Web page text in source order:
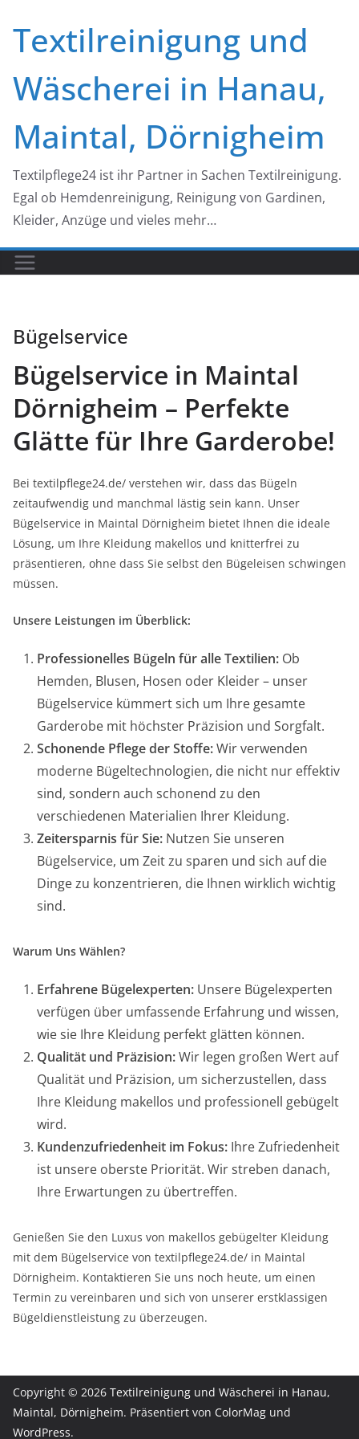
Inhalt
springen
Textilreinigung und
Wäscherei in Hanau,
Maintal, Dörnigheim
Textilpflege24 ist ihr Partner in Sachen Textilreinigung.
Egal ob Hemdenreinigung, Reinigung von Gardinen,
Kleider, Anzüge und vieles mehr…
Bügelservice
Bügelservice in Maintal
Dörnigheim – Perfekte
Glätte für Ihre Garderobe!
Bei textilpflege24.de/ verstehen wir, dass das Bügeln
zeitaufwendig und manchmal lästig sein kann. Unser
Bügelservice in Maintal Dörnigheim bietet Ihnen die ideale
Lösung, um Ihre Kleidung makellos und knitterfrei zu
präsentieren, ohne dass Sie selbst den Bügeleisen schwingen
müssen.
Unsere Leistungen im Überblick:
Professionelles Bügeln für alle Textilien: Ob
Hemden, Blusen, Hosen oder Kleider – unser
Bügelservice kümmert sich um Ihre gesamte
Garderobe mit höchster Präzision und Sorgfalt.
Schonende Pflege der Stoffe:Wir verwenden
moderne Bügeltechnologien, die nicht nur effektiv
sind, sondern auch schonend zu den
verschiedenen Materialien Ihrer Kleidung.
Zeitersparnis für Sie: Nutzen Sie unseren
Bügelservice, um Zeit zu sparen und sich auf die
Dinge zu konzentrieren, die Ihnen wirklich wichtig
sind.
Warum Uns Wählen?
Erfahrene Bügelexperten: Unsere Bügelexperten
verfügen über umfassende Erfahrung und wissen,
wie sie Ihre Kleidung perfekt glätten können.
Qualität und Präzision:Wir legen großen Wert auf
Qualität und Präzision, um sicherzustellen, dass
Ihre Kleidung makellos und professionell gebügelt
wird.
Kundenzufriedenheit im Fokus: Ihre Zufriedenheit
ist unsere oberste Priorität. Wir streben danach,
Ihre Erwartungen zu übertreffen.
Genießen Sie den Luxus von makellos gebügelter Kleidung
mit dem Bügelservice von textilpflege24.de/ in Maintal
Dörnigheim. Kontaktieren Sie uns noch heute, um einen
Termin zu vereinbaren und sich von unserer erstklassigen
Bügeldienstleistung zu überzeugen.
Copyright © 2026 Textilreinigung und Wäscherei in Hanau,
Maintal, Dörnigheim. Präsentiert von ColorMag und
WordPress.